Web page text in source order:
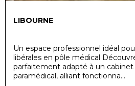
LIBOURNE
Un espace professionnel idéal
libérales en pôle médical
parfaitement adapté à un
paramédical, alliant fonctionna...